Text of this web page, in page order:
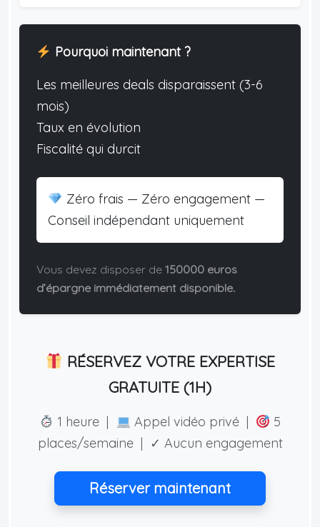
Pourquoi maintenant ?
Les meilleures deals disparaissent (3-6
mois)
Taux en évolution
Fiscalité qui durcit
Zéro frais — Zéro engagement —
Conseil indépendant uniquement
Vous devez disposer de 150000 euros
d’épargne immédiatement disponible.
RÉSERVEZ VOTRE EXPERTISE
GRATUITE (1H)
1 heure | Appel vidéo privé |
5
places/semaine | ✓ Aucun engagement
Réserver maintenant